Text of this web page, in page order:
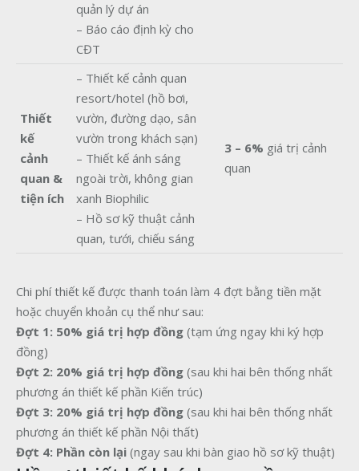
quản lý dự án
– Báo cáo định kỳ cho
CĐT
Thiết
kế
cảnh
quan &
tiện ích
– Thiết kế cảnh quan
resort/hotel (hồ bơi,
vườn, đường dạo, sân
vườn trong khách sạn)
– Thiết kế ánh sáng
ngoài trời, không gian
xanh Biophilic
– Hồ sơ kỹ thuật cảnh
quan, tưới, chiếu sáng
3 – 6% giá trị cảnh
quan
Chi phí thiết kế được thanh toán làm 4 đợt bằng tiền mặt
hoặc chuyển khoản cụ thể như sau:
Đợt 1: 50% giá trị hợp đồng (tạm ứng ngay khi ký hợp
đồng)
Đợt 2: 20% giá trị hợp đồng (sau khi hai bên thống nhất
phương án thiết kế phần Kiến trúc)
Đợt 3: 20% giá trị hợp đồng (sau khi hai bên thống nhất
phương án thiết kế phần Nội thất)
Đợt 4: Phần còn lại (ngay sau khi bàn giao hồ sơ kỹ thuật)